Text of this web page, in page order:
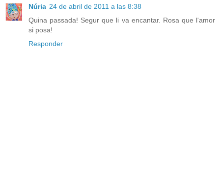
Núria 24 de abril de 2011 a las 8:38
Quina passada! Segur que li va encantar. Rosa que l'amor
si posa!
Responder